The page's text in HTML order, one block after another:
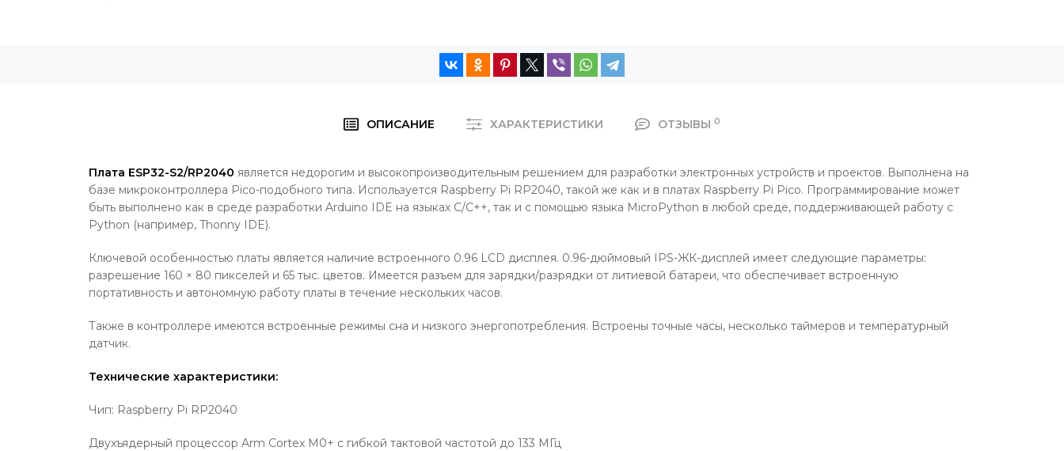
ОПИСАНИЕ ХАРАКТЕРИСТИКИ ОТЗЫВЫ 0
Плата ESP32-S2/RP2040 является недорогим и высокопроизводительным решением для разработки электронных устройств и проектов. Выполнена на
базе микроконтроллера Pico-подобного типа. Используется Raspberry Pi RP2040, такой же как и в платах Raspberry Pi Pico. Программирование может
быть выполнено как в среде разработки Arduino IDE на языках C/C++, так и с помощью языка MicroPython в любой среде, поддерживающей работу с
Python (например, Thonny IDE).
Ключевой особенностью платы является наличие встроенного 0.96 LCD дисплея. 0.96-дюймовый IPS-ЖК-дисплей имеет следующие параметры:
разрешение 160 × 80 пикселей и 65 тыс. цветов. Имеется разъем для зарядки/разрядки от литиевой батареи, что обеспечивает встроенную
портативность и автономную работу платы в течение нескольких часов.
Также в контроллере имеются встроенные режимы сна и низкого энергопотребления. Встроены точные часы, несколько таймеров и температурный
датчик.
Технические характеристики:
Чип: Raspberry Pi RP2040
Двухъядерный процессор Arm Cortex M0+ с гибкой тактовой частотой до 133 МГц